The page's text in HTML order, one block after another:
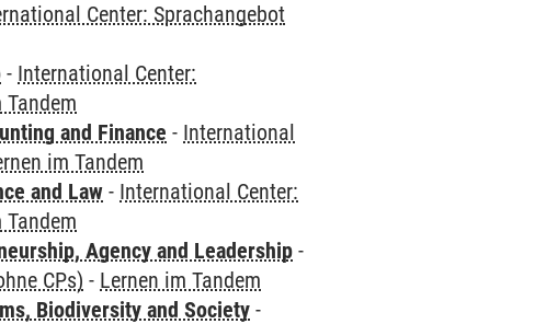
Center: Sprachangebot
- International Center:
Tandem
and Finance - International
im Tandem
and Law - International Center:
Tandem
Agency and Leadership -
CPs) - Lernen im Tandem
Biodiversity and Society -